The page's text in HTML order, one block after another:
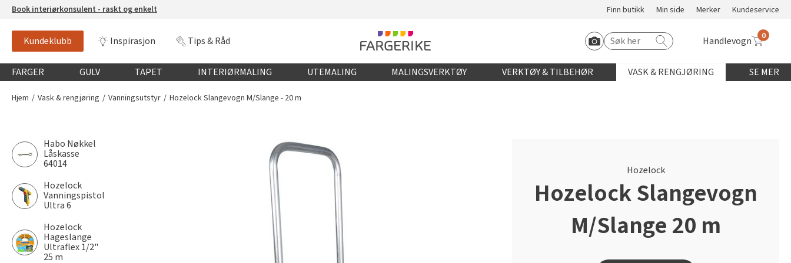
Book interiørkonsulent - raskt og enkelt Finn butikk Min side Merker Kundeservice
Kundeklubb Inspirasjon Tips & Råd Start Roomvo
Søk etter: Handlevogn 0
Globalnavigasjon mobil
FARGER GULV TAPET INTERIØRMALING UTEMALING MALINGSVERKTØY VERKTØY & TILBEHØR VASK & RENGJØRING SE MER
Hjem Vask & rengjøring Vanningsutstyr Hozelock Slangevogn M/Slange - 20 m
Habo Nøkkel
Låskasse
64014
Hozelock
Vanningspistol
Ultra 6
Hozelock
Hageslange
Ultraflex 1/2"
25 m
Hozelock
Hozelock Slangevogn
M/Slange 20 m